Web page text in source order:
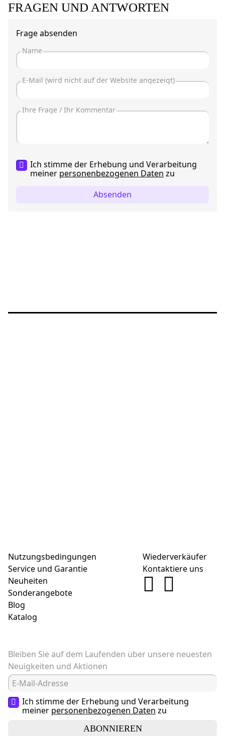
FRAGEN UND ANTWORTEN
Frage absenden
Ich stimme der Erhebung und Verarbeitung
meiner personenbezogenen Daten zu
Absenden
Nutzungsbedingungen
Service und Garantie
Neuheiten
Sonderangebote
Blog
Katalog
Wiederverkäufer
Kontaktiere uns
Bleiben Sie auf dem Laufenden über unsere neuesten
Neuigkeiten und Aktionen
Ich stimme der Erhebung und Verarbeitung
meiner personenbezogenen Daten zu
ABONNIEREN